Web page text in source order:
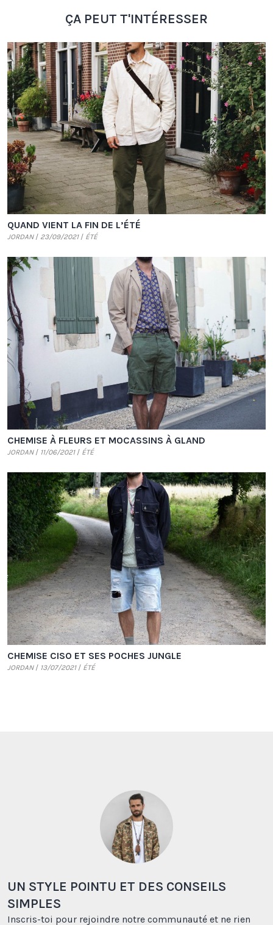
ÇA PEUT T'INTÉRESSER
QUAND VIENT LA FIN DE L’ÉTÉ
JORDAN 23/09/2021 ÉTÉ
CHEMISE À FLEURS ET MOCASSINS À GLAND
JORDAN 11/06/2021 ÉTÉ
CHEMISE CISO ET SES POCHES JUNGLE
JORDAN 13/07/2021 ÉTÉ
UN STYLE POINTU ET DES CONSEILS
SIMPLES
Inscris-toi pour rejoindre notre communauté et ne rien